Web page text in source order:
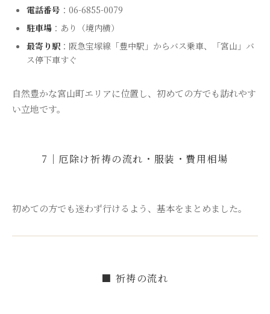
電話番号 ：06-6855-0079
駐車場 ：あり（境内横）
最寄り駅：阪急宝塚線「豊中駅」からバス乗車、「宮山」バ
ス停下車すぐ
自然豊かな宮山町エリアに位置し、初めての方でも訪れやす
い立地です。
7｜厄除け祈祷の流れ・服装・費用相場
初めての方でも迷わず行けるよう、基本をまとめました。
■ 祈祷の流れ